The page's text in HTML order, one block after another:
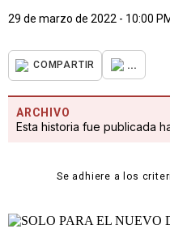
29 de marzo de 2022 - 10:00
COMPARTIR ...
ARCHIVO
Esta historia fue publicada
Se adhiere a los